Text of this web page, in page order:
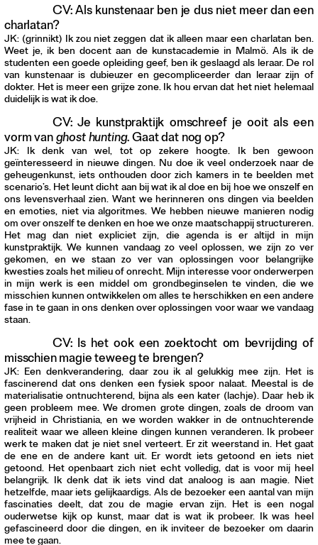
CV: Als kunstenaar ben je dus niet meer dan een
charlatan?
JK: (grinnikt) Ik zou niet zeggen dat ik alleen maar een charlatan ben.
Weet je, ik ben docent aan de kunstacademie in Malmö. Als ik de
studenten een goede opleiding geef, ben ik geslaagd als leraar. De rol
van kunstenaar is dubieuzer en gecompliceerder dan leraar zijn of
dokter. Het is meer een grijze zone. Ik hou ervan dat het niet helemaal
duidelijk is wat ik doe.
CV: Je kunstpraktijk omschreef je ooit als een
vorm vanghost hunting. Gaat dat nog op?
JK: Ik denk van wel, tot op zekere hoogte. Ik ben gewoon
geïnteresseerd in nieuwe dingen. Nu doe ik veel onderzoek naar de
geheugenkunst, iets onthouden door zich kamers in te beelden met
scenario’s. Het leunt dicht aan bij wat ik al doe en bij hoe we onszelf en
ons levensverhaal zien. Want we herinneren ons dingen via beelden
en emoties, niet via algoritmes. We hebben nieuwe manieren nodig
om over onszelf te denken en hoe we onze maatschappij structureren.
Het mag dan niet expliciet zijn, die agenda is er altijd in mijn
kunstpraktijk. We kunnen vandaag zo veel oplossen, we zijn zo ver
gekomen, en we staan zo ver van oplossingen voor belangrijke
kwesties zoals het milieu of onrecht. Mijn interesse voor onderwerpen
in mijn werk is een middel om grondbeginselen te vinden, die we
misschien kunnen ontwikkelen om alles te herschikken en een andere
fase in te gaan in ons denken over oplossingen voor waar we vandaag
staan.
CV: Is het ook een zoektocht om bevrijding of
misschien magie teweeg te brengen?
JK: Een denkverandering, daar zou ik al gelukkig mee zijn. Het is
fascinerend dat ons denken een fysiek spoor nalaat. Meestal is de
materialisatie ontnuchterend, bijna als een kater (lachje). Daar heb ik
geen probleem mee. We dromen grote dingen, zoals de droom van
vrijheid in Christiania, en we worden wakker in de ontnuchterende
realiteit waar we alleen kleine dingen kunnen veranderen. Ik probeer
werk te maken dat je niet snel verteert. Er zit weerstand in. Het gaat
de ene en de andere kant uit. Er wordt iets getoond en iets niet
getoond. Het openbaart zich niet echt volledig, dat is voor mij heel
belangrijk. Ik denk dat ik iets vind dat analoog is aan magie. Niet
hetzelfde, maar iets gelijkaardigs. Als de bezoeker een aantal van mijn
fascinaties deelt, dat zou de magie ervan zijn. Het is een nogal
ouderwetse kijk op kunst, maar dat is wat ik probeer. Ik was heel
gefascineerd door die dingen, en ik inviteer de bezoeker om daarin
mee te gaan.